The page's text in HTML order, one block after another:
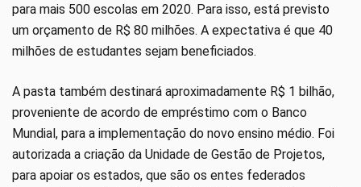
para mais 500 escolas em 2020. Para isso, está previsto
um orçamento de R$ 80 milhões. A expectativa é que 40
milhões de estudantes sejam beneficiados.
A pasta também destinará aproximadamente R$ 1 bilhão,
proveniente de acordo de empréstimo com o Banco
Mundial, para a implementação do novo ensino médio. Foi
autorizada a criação da Unidade de Gestão de Projetos,
para apoiar os estados, que são os entes federados